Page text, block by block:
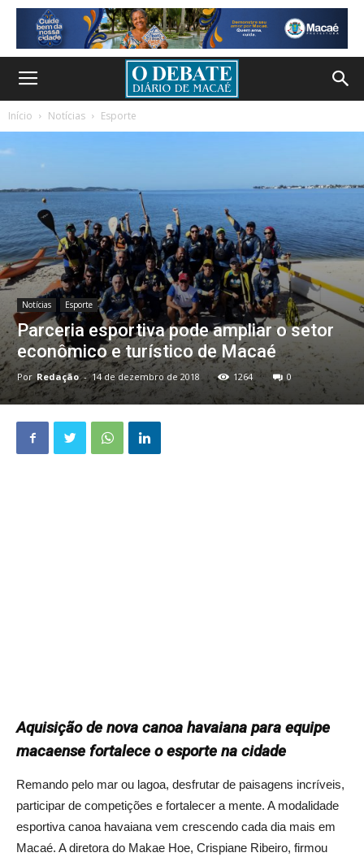
Início Notícias Esporte
Notícias Esporte
Parceria esportiva pode ampliar o setor
econômico e turístico de Macaé
Por Redação - 14 de dezembro de 2018 1264 0
Aquisição de nova canoa havaiana para equipe
macaense fortalece o esporte na cidade
Remando pelo mar ou lagoa, desfrutar de paisagens incríveis,
participar de competições e fortalecer a mente. A modalidade
esportiva canoa havaiana vem crescendo cada dia mais em
Macaé. A diretora do Makae Hoe, Crispiane Ribeiro, firmou